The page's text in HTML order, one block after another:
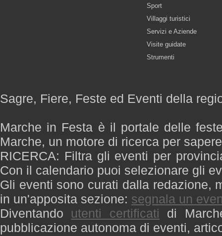
Sport
Villaggi turistici
Servizi e Aziende
Visite guidate
Strumenti
Sagre, Fiere, Feste ed Eventi della
Marche in Festa è il portale delle
Marche, un motore di ricerca per
RICERCA: Filtra gli eventi per
Con il calendario puoi selezionare gli
Gli eventi sono curati dalla redazione,
in un'apposita sezione: segnala un
Diventando utenti certificati di
pubblicazione autonoma di eventi,